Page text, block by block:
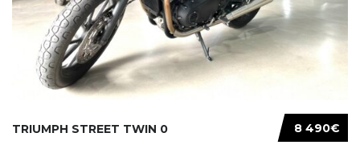
8 490€
TRIUMPH STREET TWIN 0